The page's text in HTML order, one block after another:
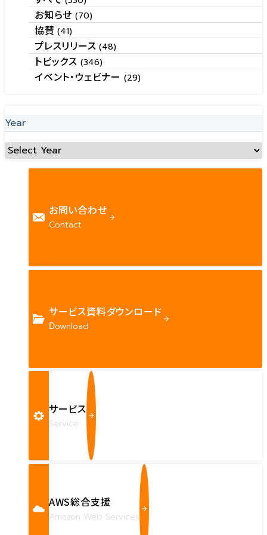
お知らせ (70)
協賛(41)
プレスリリース(48)
トピックス (346)
イベント・ウェビナー (29)
Year
お問い合わせ
Contact
サービス資料ダウンロード
Download
サービス
Service
AWS総合支援
Amazon Web Services